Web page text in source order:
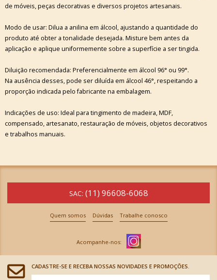
de móveis, peças decorativas e diversos projetos artesanais.
Modo de usar: Dilua a anilina em álcool, ajustando a quantidade do
produto até obter a tonalidade desejada. Misture bem antes da
aplicação e aplique uniformemente sobre a superfície a ser tingida.
Diluição recomendada: Preferencialmente em álcool 96° ou 99°.
Na ausência desses, pode ser diluída em álcool 46°, respeitando a
proporção indicada pelo fabricante na embalagem.
Indicações de uso: Ideal para tingimento de madeira, MDF,
compensado, artesanato, restauração de móveis, objetos decorativos
e trabalhos manuais.
SAC: (11) 96608-6068
Quem somos Dúvidas Trabalhe conosco
CADASTRE-SE E RECEBA NOSSAS NOVIDADES E PROMOÇÕES.